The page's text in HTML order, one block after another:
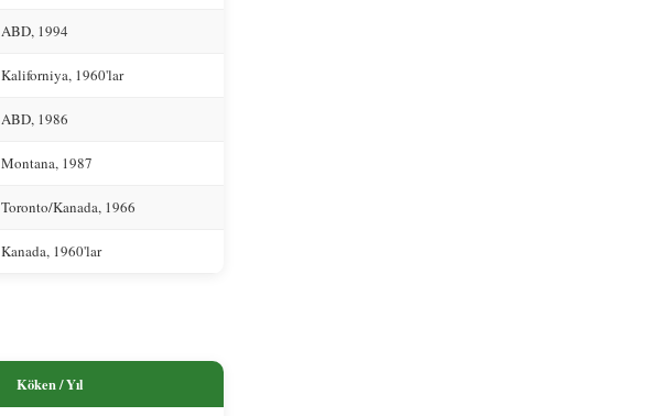
ABD, 1994
Kaliforniya, 1960'lar
ABD, 1986
Montana, 1987
Toronto/Kanada, 1966
Kanada, 1960'lar
Köken / Yıl